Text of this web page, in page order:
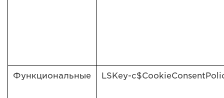
Функциональные LSKey-